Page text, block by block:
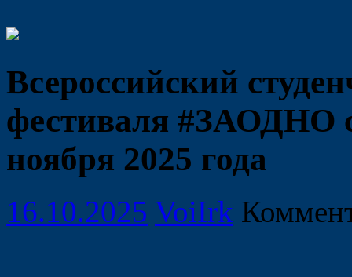
Всероссийский
фестиваля #ЗАОДНО
ноября 2025 года
16.10.2025 VoiIrk